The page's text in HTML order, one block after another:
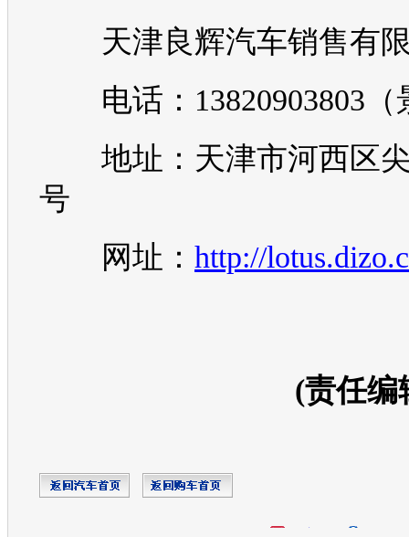
天津良辉汽车销售有
电话：13820903803（
地址：天津市河西区尖
号
网址： http://
(责任编